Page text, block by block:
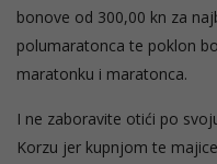
bonove od 300,00 kn za
polumaratonca te poklon
maratonku i maratonca.
I ne zaboravite otići po
Korzu jer kupnjom te